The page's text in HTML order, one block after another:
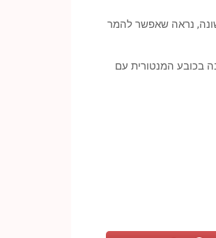
נראה שאפשר להמר
השנה את אלבומה ה 21. החל מה 12.12.12 תוכלו לשוב ולראות בה בכובע המנטורית עם